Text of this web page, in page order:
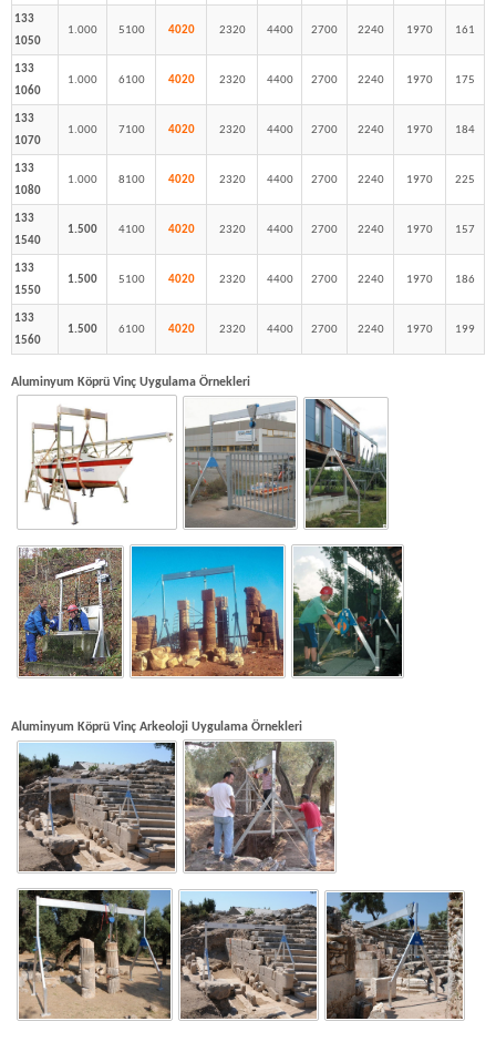
133
1050
1.000 5100 4020 2320 4400 2700 2240 1970 161
133
1060
1.000 6100 4020 2320 4400 2700 2240 1970 175
133
1070
1.000 7100 4020 2320 4400 2700 2240 1970 184
133
1080
1.000 8100 4020 2320 4400 2700 2240 1970 225
133
1540
1.500 4100 4020 2320 4400 2700 2240 1970 157
133
1550
1.500 5100 4020 2320 4400 2700 2240 1970 186
133
1560
1.500 6100 4020 2320 4400 2700 2240 1970 199
Aluminyum Köprü Vinç Uygulama Örnekleri
Aluminyum Köprü Vinç Arkeoloji Uygulama Örnekleri